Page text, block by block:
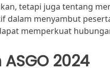
tetapi juga tentang
dalam menyambut
memperkuat
2024